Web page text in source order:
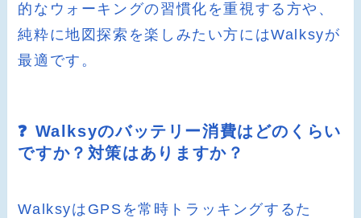
的なウォーキングの習慣化を重視する方や、
純粋に地図探索を楽しみたい方にはWalksyが
最適です。
❓ Walksyのバッテリー消費はどのくらい
ですか？対策はありますか？
WalksyはGPSを常時トラッキングするた